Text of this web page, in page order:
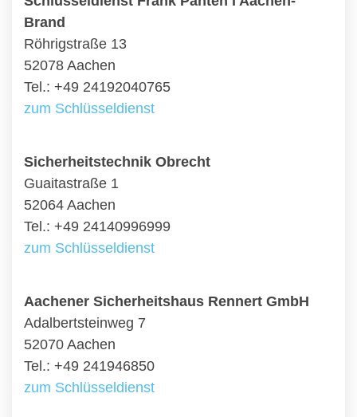
Brand
Röhrigstraße 13
52078 Aachen
Tel.: +49 24192040765
zum Schlüsseldienst
Sicherheitstechnik Obrecht
Guaitastraße 1
52064 Aachen
Tel.: +49 24140996999
zum Schlüsseldienst
Aachener Sicherheitshaus Rennert GmbH
Adalbertsteinweg 7
52070 Aachen
Tel.: +49 241946850
zum Schlüsseldienst